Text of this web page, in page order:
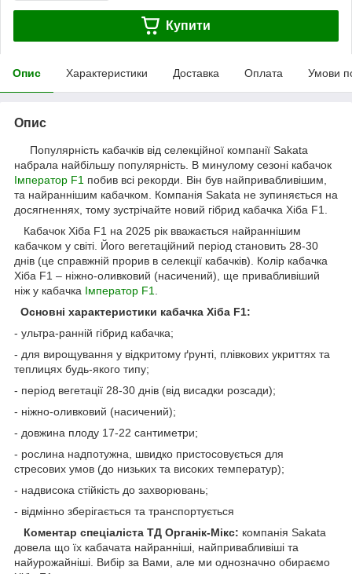
Купити
Опис Характеристики Доставка Оплата Умови
Опис
Популярність кабачків від селекційної компанії Sakata
набрала найбільшу популярність. В минулому сезоні кабачок
Імператор F1 побив всі рекорди. Він був найпривабливішим,
та найраннішим кабачком. Компанія Sakata не зупиняється на
досягненнях, тому зустрічайте новий гібрид кабачка Хіба F1.
Кабачок Хіба F1 на 2025 рік вважається найраннішим
кабачком у світі. Його вегетаційний період становить 28-30
днів (це справжній прорив в селекції кабачків). Колір кабачка
Хіба F1 – ніжно-оливковий (насичений), ще привабливіший
ніж у кабачка Імператор F1
Основні характеристики кабачка Хіба F1:
- ультра-ранній гібрид кабачка;
- для вирощування у відкритому ґрунті, плівкових укриттях та
теплицях будь-якого типу;
- період вегетації 28-30 днів (від висадки розсади);
- ніжно-оливковий (насичений);
- довжина плоду 17-22 сантиметри;
- рослина надпотужна, швидко пристосовується для
стресових умов (до низьких та високих температур);
- надвисока стійкість до захворювань;
- відмінно зберігається та транспортується
Коментар спеціаліста ТД Органік-Мікс: компанія Sakata
довела що їх кабачата найранніші, найпривабливіші та
найурожайніші. Вибір за Вами, але ми однозначно обираємо